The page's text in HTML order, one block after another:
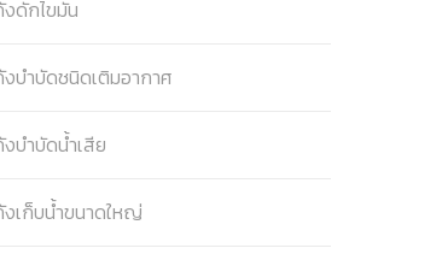
ดักไขมัน
บำบัดชนิดเติมอากาศ
บำบัดน้ำเสีย
เก็บน้ำขนาดใหญ่